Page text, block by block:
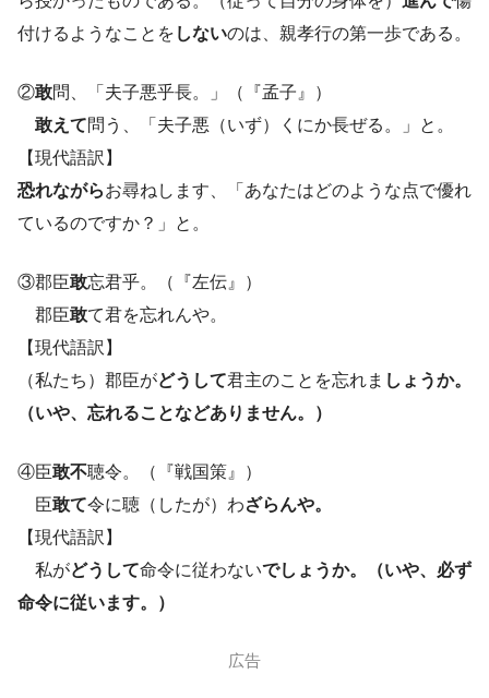
付けるようなことを しないのは、親孝行の第一歩である。
②敢問、「夫子悪乎長。」（『孟子』）
敢えて問う、「夫子悪（いず）くにか長ぜる。」と。
【現代語訳】
恐れながらお尋ねします、「あなたはどのような点で優れ
ているのですか？」と。
③郡臣敢忘君乎。（『左伝』）
郡臣敢て君を忘れんや。
【現代語訳】
（私たち）郡臣がどうして君主のことを忘れま しょうか。
（いや、忘れることなどありません。）
④臣敢不聴令。（『戦国策』）
臣敢て令に聴（したが）わざらんや。
【現代語訳】
私がどうして命令に従わないでしょうか。（いや、必ず
命令に従います。）
広告